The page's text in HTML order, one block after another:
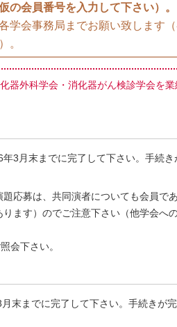
の会員番号を入力して下さい）。
学会事務局までお願い致します
。
器外科学会・消化器がん検診学会を
年3月末までに完了して下さい。手続
応募は、共同演者についても会員で
ます）のでご注意下さい（他学会へ
会下さい。
末までに完了して下さい。手続きが